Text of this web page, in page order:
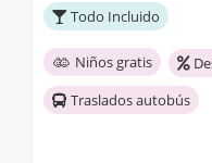
Todo Incluido
Niños gratis
Traslados autobús